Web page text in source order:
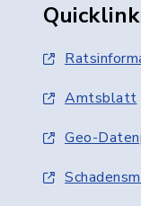
Amtsblatt
Geo-